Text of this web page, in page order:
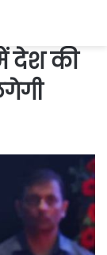
देश की